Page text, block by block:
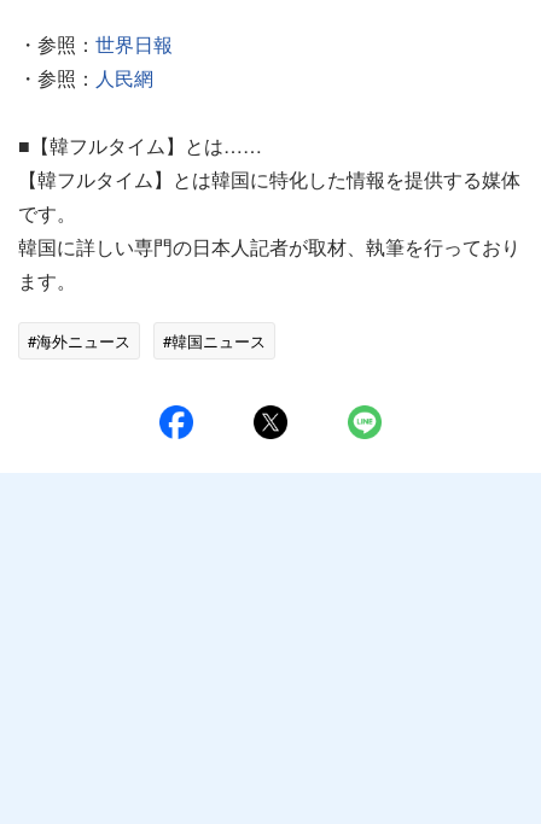
・参照： 世界日報
・参照： 人民網
■【韓フルタイム】とは……
【韓フルタイム】とは韓国に特化した情報を提供する媒体
です。
韓国に詳しい専門の日本人記者が取材、執筆を行っており
ます。
#海外ニュース #韓国ニュース